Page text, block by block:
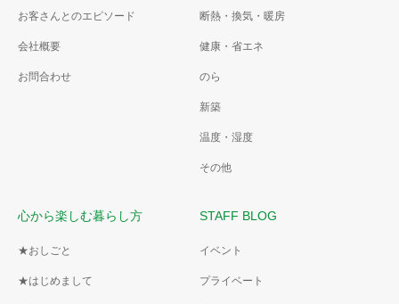
お客さんとのエピソード
会社概要
お問合わせ
断熱・換気・暖房
健康・省エネ
のら
新築
温度・湿度
その他
心から楽しむ暮らし方
★おしごと
★はじめまして
STAFF BLOG
イベント
プライベート